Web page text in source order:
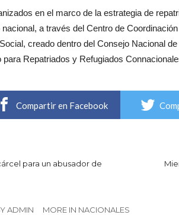
en el marco de la estrategia de
a través del Centro de
creado dentro del Consejo Nacional
Repatriados y Refugiados
Compartir en Facebook
para un abusador de
ADMIN MORE IN NACIONALES